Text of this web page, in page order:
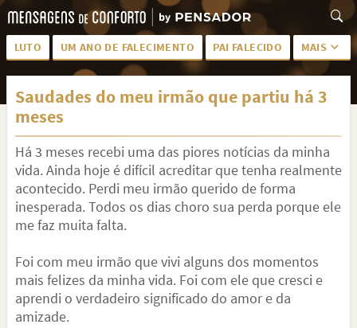
LUTO UM ANO DE FALECIMENTO PAI FALECIDO MAIS
LUTO PARA AMIGA PALAVRAS
PÊSAMES
PÊSAMES PARA AMIGA DESCANSE EM PAZ
MEUS SENTIMENTOS PÊSAMES PARA AMIGO
FRASES DE LUTO PARA AMIGO FIM DE NAMORO
Saudades do meu irmão que partiu há 3
meses
Há 3 meses recebi uma das piores notícias da minha
vida. Ainda hoje é difícil acreditar que tenha realmente
acontecido. Perdi meu irmão querido de forma
inesperada. Todos os dias choro sua perda porque ele
me faz muita falta.
Foi com meu irmão que vivi alguns dos momentos
mais felizes da minha vida. Foi com ele que cresci e
aprendi o verdadeiro significado do amor e da
amizade.